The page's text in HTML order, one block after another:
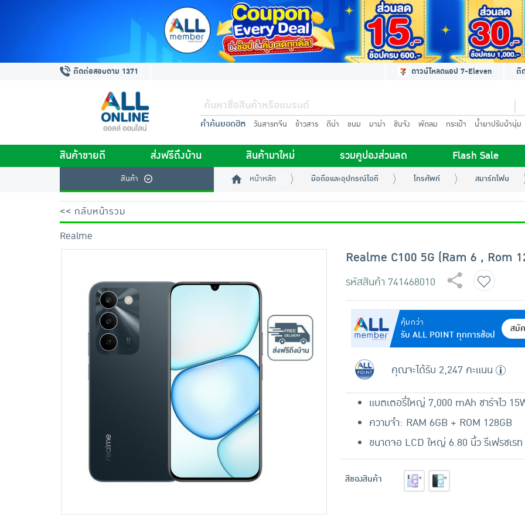
ติดต่อสอบถาม 1371 ดาวน์โหลดแอป 7-Eleven ติ
คำค้นยอดฮิต วันสารทจีน ข้าวสาร ดีน่า ขนม มาม่า ชินจัง พัดลม กระเป๋า น้ำยาปรับผ้านุ่ม
สินค้าขายดี ส่งฟรีถึงบ้าน สินค้ามาใหม่ รวมคูปองส่วนลด Flash Sale
สินค้า หน้าหลัก มือถือและอุปกรณ์ไอที โทรศัพท์ สมาร์ทโฟน
<< กลับหน้ารวม
Realme
Realme C100 5G (Ram 6 , Rom
รหัสสินค้า 741468010
คุ้มกว่า
รับ ALL POINT ทุกการช้อป
สมั
คุณจะได้รับ 2,247 คะแนน
แบตเตอรี่ใหญ่ 7,000 mAh ชาร์จไว
ความจำ: RAM 6GB + ROM 128GB
ขนาดจอ LCD ใหญ่ 6.80 นิ้ว รีเฟรชเร
สีของสินค้า